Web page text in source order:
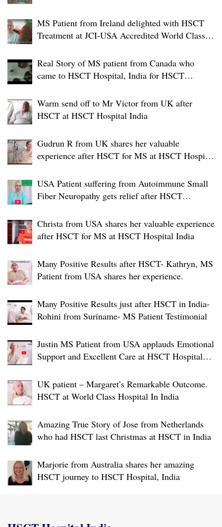
MS Patient from Ireland delighted with HSCT
Treatment at JCI-USA Accredited World Class
Real Story of MS patient from Canada who
came to HSCT Hospital, India for HSCT
Warm send off to Mr Victor from UK after
HSCT at HSCT Hospital India
Gudrun R from UK shares her valuable
experience after HSCT for MS at HSCT Hospital
USA Patient suffering from Autoimmune Small
Fiber Neuropathy gets relief after HSCT
Hospital in India
Christa from USA shares her valuable experience
after HSCT for MS at HSCT Hospital India
Many Positive Results after HSCT- Kathryn, MS
Patient from USA shares her experience.
Many Positive Results just after HSCT in India-
Rohini from Suriname- MS Patient Testimonial
Justin MS Patient from USA applauds Emotional
Support and Excellent Care at HSCT Hospital
UK patient – Margaret’s Remarkable Outcome.
HSCT at World Class Hospital In India
Amazing True Story of Jose from Netherlands
who had HSCT last Christmas at HSCT in India
Marjorie from Australia shares her amazing
HSCT journey to HSCT Hospital, India